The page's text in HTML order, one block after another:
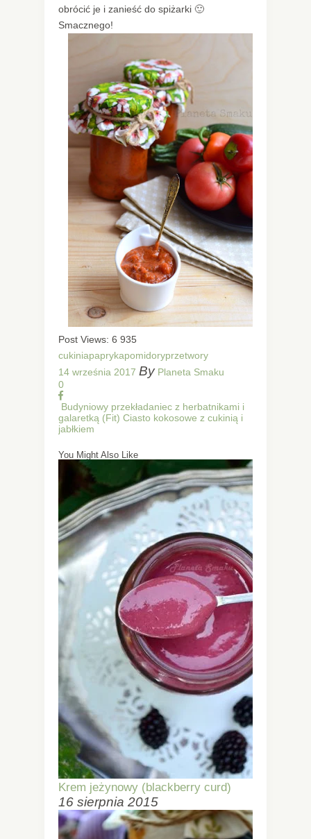
obrócić je i zanieść do spiżarki 🙂
Smacznego!
Post Views: 6 935
cukiniapaprykapomidoryprzetwory
14 września 2017 By Planeta Smaku
0
Budyniowy przekładaniec z herbatnikami i
galaretką (Fit) Ciasto kokosowe z cukinią i
jabłkiem
You Might Also Like
Krem jeżynowy (blackberry curd)
16 sierpnia 2015